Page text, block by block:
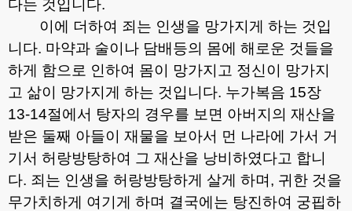
다는 것입니다.
이에 더하여 죄는 인생을 망가지게 하는 것입
니다. 마약과 술이나 담배등의 몸에 해로운 것들을
하게 함으로 인하여 몸이 망가지고 정신이 망가지
고 삶이 망가지게 하는 것입니다. 누가복음 15장
13-14절에서 탕자의 경우를 보면 아버지의 재산을
받은 둘째 아들이 재물을 보아서 먼 나라에 가서 거
기서 허랑방탕하여 그 재산을 낭비하였다고 합니
다. 죄는 인생을 허랑방탕하게 살게 하며 , 귀한 것을
무가치하게 여기게 하며 결국에는 탕진하여 궁핍하